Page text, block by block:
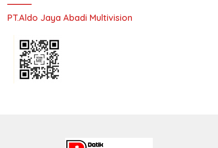
PT.Aldo Jaya Abadi Multivision